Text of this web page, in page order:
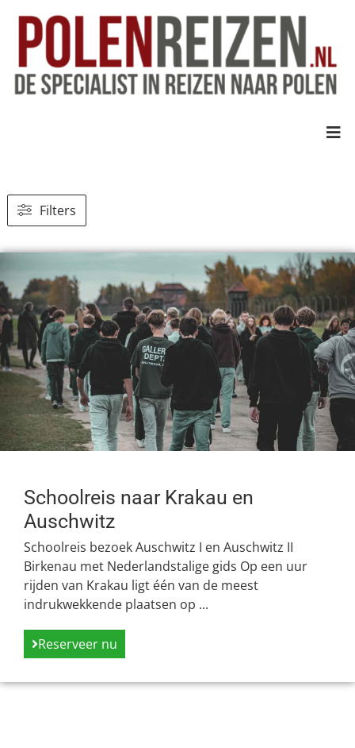
Filters
Schoolreis naar Krakau en
Auschwitz
Schoolreis bezoek Auschwitz I en Auschwitz II
Birkenau met Nederlandstalige gids Op een uur
rijden van Krakau ligt één van de meest
indrukwekkende plaatsen op ...
Reserveer nu